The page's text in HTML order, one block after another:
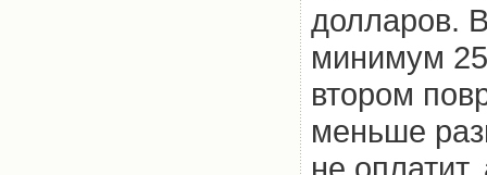
долларов.
минимум
втором
меньше